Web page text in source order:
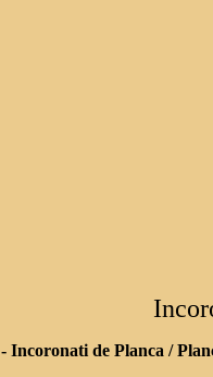
- Incoronati de Planca /